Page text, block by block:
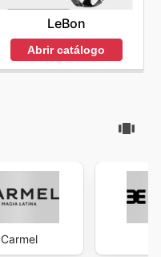
LeBon
Abrir catálogo
Carmel